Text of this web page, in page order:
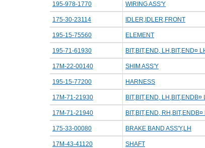
195-978-1770 WIRING ASS'Y
175-30-23114 IDLER,IDLER,FRONT
195-15-75560 ELEMENT
195-71-61930 BIT,BIT,END, LH,BIT,END¤
17M-22-00140 SHIM ASS'Y
195-15-77200 HARNESS
17M-71-21930 BIT,BIT,END, LH,BIT,ENDВ¤
17M-71-21940 BIT,BIT,END, RH,BIT,ENDВ¤
175-33-00080 BRAKE BAND ASS'Y,LH
17M-43-41120 SHAFT